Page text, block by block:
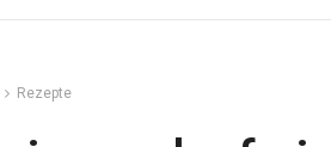
Rezepte